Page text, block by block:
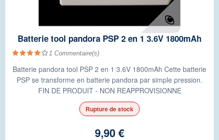
Batterie tool pandora PSP 2 en 1 3.6V 1800mAh
1 Commentaire(s)
Batterie pandora tool PSP 2 en 1 3.6V 1800mAh Cette batterie
PSP se transforme en batterie pandora par simple pression.
FIN DE PRODUIT - NON REAPPROVISIONNE
Rupture de stock
9,90 €